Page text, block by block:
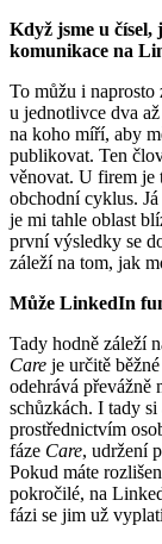
Když jsme u čísel,
komunikace na
To můžu i
u jednotlivce dva
na koho míří, aby
publikovat. Ten
věnovat. U firem je
obchodní cyklus.
je mi tahle oblast
první výsledky se
záleží na tom, jak
Může LinkedIn
Tady hodně záleží
Care je určitě
odehrává převážně
schůzkách. I tady
prostřednictvím
fáze Care, udržení
Pokud máte
pokročilé, na
fázi se jim už